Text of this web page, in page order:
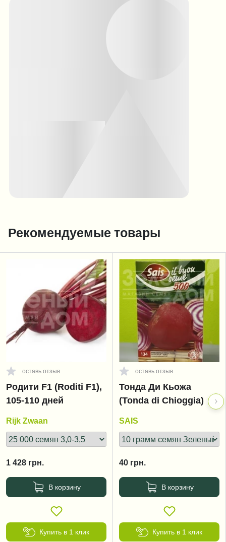
Рекомендуемые товары
оставь отзыв
Родити F1 (Roditi F1),
105-110 дней
Rijk Zwaan
1 428 грн.
В корзину
Купить в 1 клик
оставь отзыв
Тонда Ди Кьожа
(Tonda di Chioggia)
SAIS
40 грн.
В корзину
Купить в 1 клик